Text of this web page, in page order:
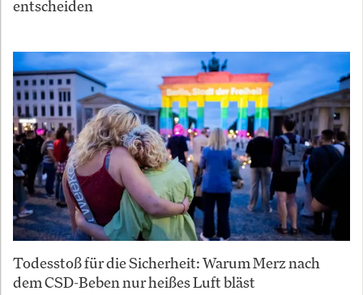
entscheiden
Todesstoß für die Sicherheit: Warum Merz nach
dem CSD-Beben nur heißes Luft bläst